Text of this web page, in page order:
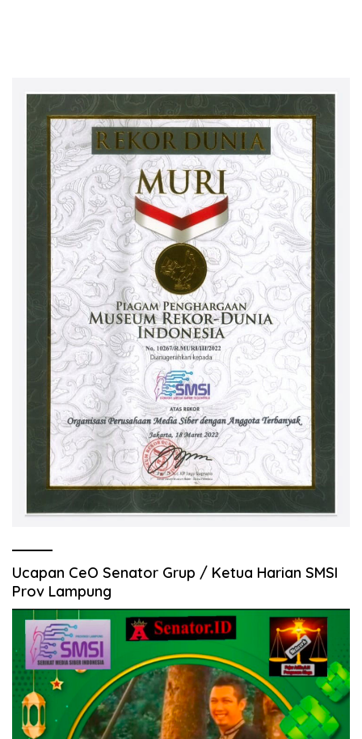
Ucapan CeO Senator Grup / Ketua Harian SMSI
Prov Lampung